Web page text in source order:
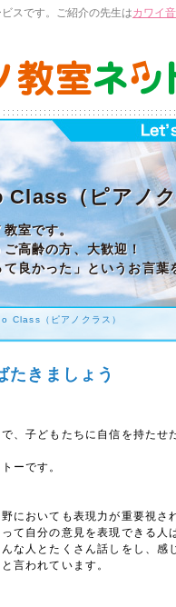
スです。ご紹介の先生はカワイ
（ピアノ
教室です。
高齢の方、大歓迎！
良かった」というお言葉
Class（ピアノクラス）
たきましょう
、子どもたちに自信を持たせ
ーです。
においても表現力が重要視さ
て自分の意見を表現できる人
な人とたくさん話しをし、感
言われています。